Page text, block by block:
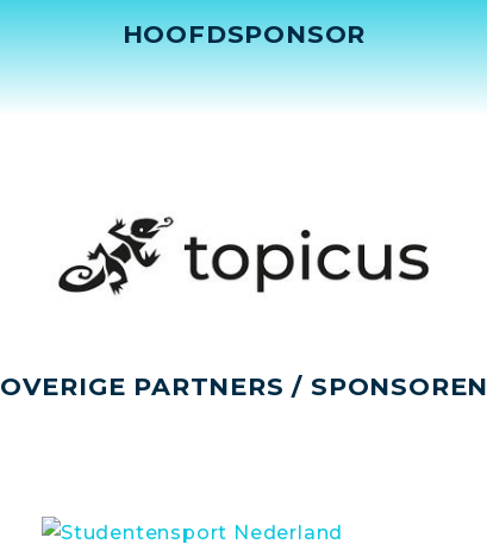
HOOFDSPONSOR
OVERIGE PARTNERS / SPONSOREN